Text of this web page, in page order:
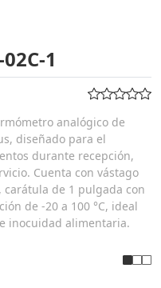
1
analógico de
diseñado para el
durante recepción,
Cuenta con vástago
de 1 pulgada con
de -20 a 100 °C, ideal
inocuidad alimentaria.